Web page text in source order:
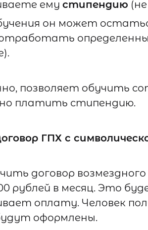
ему стипендию
он может
позволяет обучить
платить стипендию.
ГПХ с
договор
рублей в месяц. Это
оплату. Человек
оформлены.